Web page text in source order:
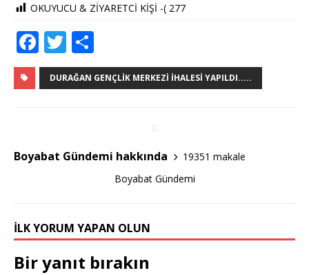
OKUYUCU & ZİYARETCİ KİŞİ -( 277
F
a
c
o
T
w
it
h
ar
DURAĞAN GENÇLIK MERKEZI İHALESI YAPILDI.....
Boyabat Gündemi hakkında
19351 makale
Boyabat Gündemi
İLK YORUM YAPAN OLUN
Bir yanıt bırakın